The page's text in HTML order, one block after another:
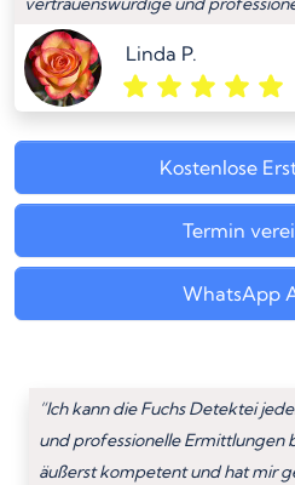
Linda P.
Kostenlose
Termin
WhatsApp
“Ich kann die Fuchs Detektei
und professionelle Ermittlungen
äußerst kompetent und hat mir